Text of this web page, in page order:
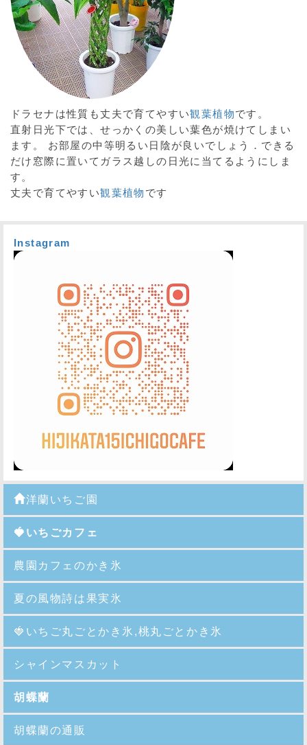
ドラセナは性質も丈夫で育てやすい観葉植物です。
直射日光下では、せっかくの美しい葉色が焼けてしまい
ます。 お部屋の中等明るい日陰が良いでしょう．できる
だけ窓際に置いてガラス越しの日光に当てるようにしま
す。
丈夫で育てやすい観葉植物 です
Instagram
洋蘭いちご園
🍓いちごカフェ
農園カフェのかき氷
夏の風物詩は果実氷
🍓 いちご丸ごとかき氷,桃丸ごとかき氷
シャインマスカット
胡蝶蘭
胡蝶蘭の通販